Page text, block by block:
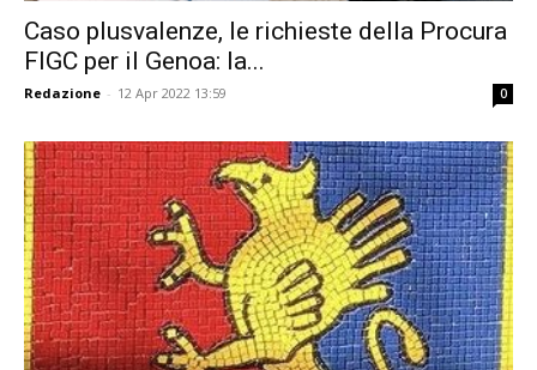
Caso plusvalenze, le richieste della Procura
FIGC per il Genoa: la...
Redazione - 12 Apr 2022 13:59 0